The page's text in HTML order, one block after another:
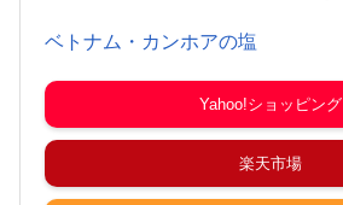
ベトナム・カンホアの塩
Yahoo!ショッピング
楽天市場